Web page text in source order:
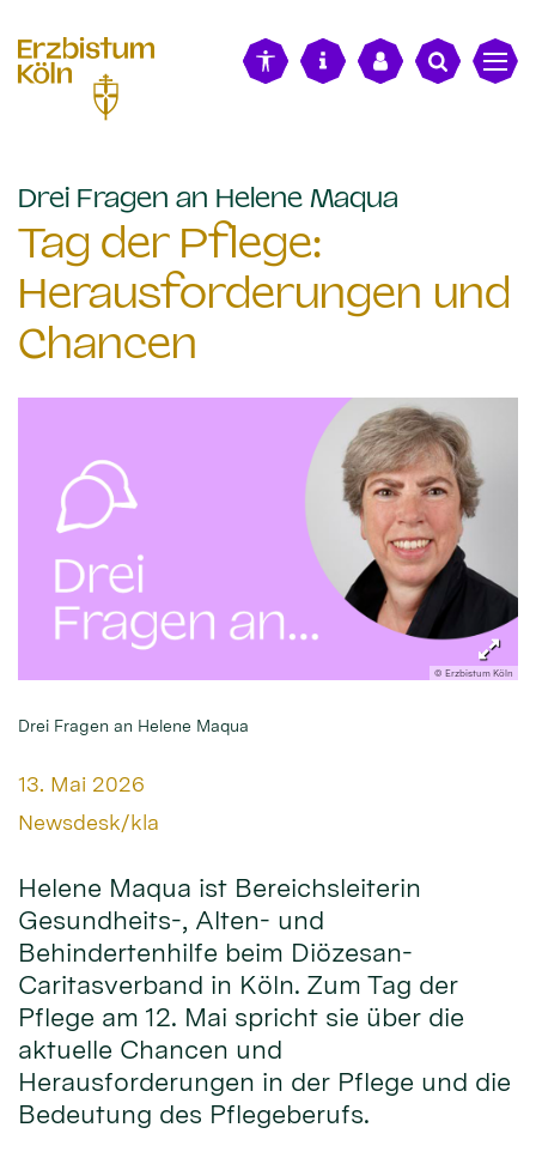
Drei Fragen an Helene Maqua
Tag der Pflege:
Herausforderungen und
Chancen
© Erzbistum Köln
Drei Fragen an Helene Maqua
Datum:
13. Mai 2026
Von:
Newsdesk/kla
Helene Maqua ist Bereichsleiterin
Gesundheits-, Alten- und
Behindertenhilfe beim Diözesan-
Caritasverband in Köln. Zum Tag der
Pflege am 12. Mai spricht sie über die
aktuelle Chancen und
Herausforderungen in der Pflege und die
Bedeutung des Pflegeberufs.